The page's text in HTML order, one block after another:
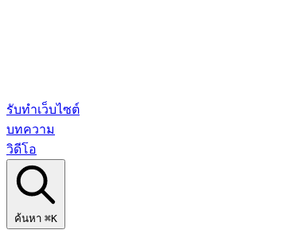
รับทำเว็บไซต์
บทความ
วิดีโอ
ค้นหา ⌘K